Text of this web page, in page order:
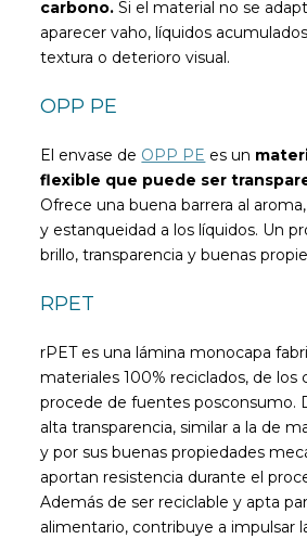
carbono.Si el material no se
aparecer vaho, líquidos
textura o deterioro visual.
OPP PE
El envase de OPP PE es un
flexible que puede ser
Ofrece una buena barrera al
y estanqueidad a los líquidos. Un
brillo, transparencia y buenas
RPET
rPET es una lámina monocapa
materiales 100% reciclados, de los
procede de fuentes posconsumo.
alta transparencia, similar a la de
y por sus buenas propiedades
aportan resistencia durante el
Además de ser reciclable y apta
alimentario, contribuye a impulsar